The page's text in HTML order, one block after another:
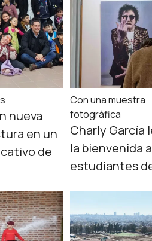
nueva
en un
de
Con una muestra
fotográfica
Charly García
la bienvenida
estudiantes de